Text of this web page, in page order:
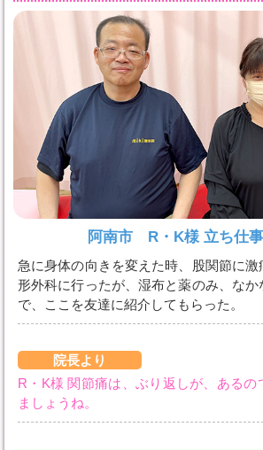
阿南市 R・K様 立ち仕
急に身体の向きを変えた時、股関節に
形外科に行ったが、湿布と薬のみ、な
で、ここを友達に紹介してもらった。
院長より
R・K様 関節痛は、ぶり返しが、あるの
ましょうね。